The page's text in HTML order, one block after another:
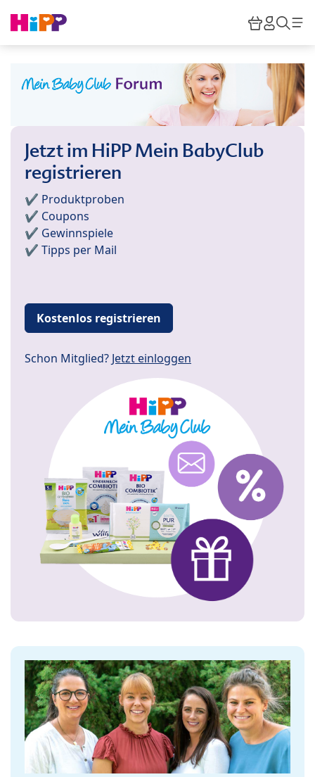
HiPP
Jetzt im HiPP Mein BabyClub
registrieren
✔️ Produktproben
✔️ Coupons
✔️ Gewinnspiele
✔️ Tipps per Mail
Kostenlos registrieren
Schon Mitglied? Jetzt einloggen